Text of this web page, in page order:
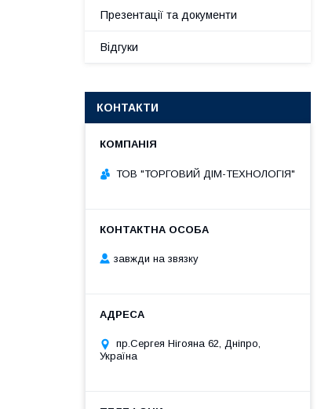
Презентації та документи
Відгуки
КОНТАКТИ
ТОВ "ТОРГОВИЙ ДІМ-ТЕХНОЛОГІЯ"
завжди на звязку
пр.Сергея Нігояна 62, Дніпро,
Україна